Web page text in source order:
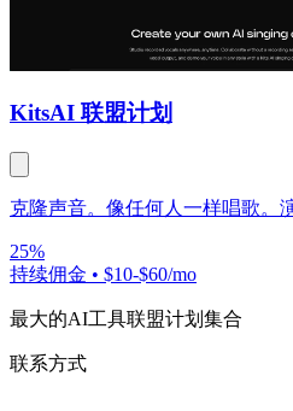
KitsAI 联盟计划
克隆声音。像任何人一样唱歌。
25%
持续佣金 • $10-$60/mo
最大的AI工具联盟计划集合
联系方式